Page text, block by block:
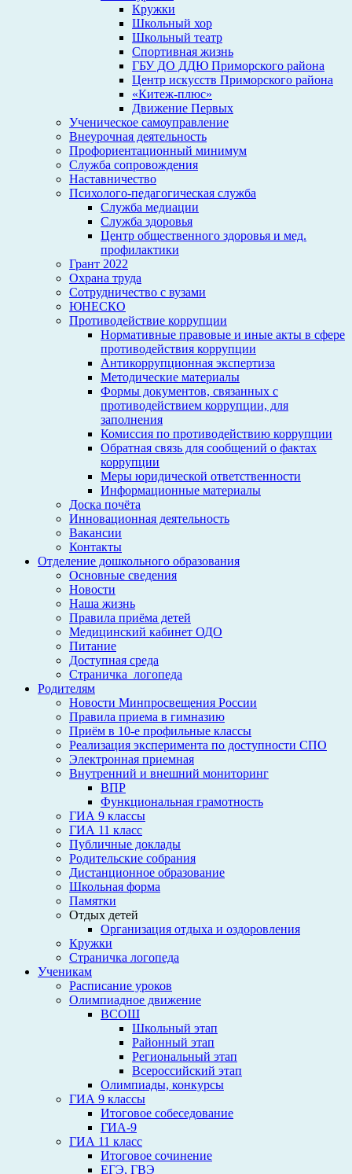
Кружки
Школьный хор
Школьный театр
Спортивная жизнь
ГБУ ДО ДДЮ Приморского района
Центр искусств Приморского района
«Китеж-плюс»
Движение Первых
Ученическое самоуправление
Внеурочная деятельность
Профориентационный минимум
Служба сопровождения
Наставничество
Психолого-педагогическая служба
Служба медиации
Служба здоровья
Центр общественного здоровья и мед.
профилактики
Грант 2022
Охрана труда
Сотрудничество с вузами
ЮНЕСКО
Противодействие коррупции
Нормативные правовые и иные акты в сфере
противодействия коррупции
Антикоррупционная экспертиза
Методические материалы
Формы документов, связанных с
противодействием коррупции, для
заполнения
Комиссия по противодействию коррупции
Обратная связь для сообщений о фактах
коррупции
Меры юридической ответственности
Информационные материалы
Доска почёта
Инновационная деятельность
Вакансии
Контакты
Отделение дошкольного образования
Основные сведения
Новости
Наша жизнь
Правила приёма детей
Медицинский кабинет ОДО
Питание
Доступная среда
Страничка_логопеда
Родителям
Новости Минпросвещения России
Правила приема в гимназию
Приём в 10-е профильные классы
Реализация эксперимента по доступности СПО
Электронная приемная
Внутренний и внешний мониторинг
ВПР
Функциональная грамотность
ГИА 9 классы
ГИА 11 класс
Публичные доклады
Родительские собрания
Дистанционное образование
Школьная форма
Памятки
Отдых детей
Организация отдыха и оздоровления
Кружки
Страничка логопеда
Ученикам
Расписание уроков
Олимпиадное движение
ВСОШ
Школьный этап
Районный этап
Региональный этап
Всероссийский этап
Олимпиады, конкурсы
ГИА 9 классы
Итоговое собеседование
ГИА-9
ГИА 11 класс
Итоговое сочинение
ЕГЭ, ГВЭ